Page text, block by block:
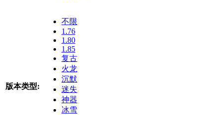
版本类型:
不限
1.76
1.80
1.85
复古
火龙
沉默
迷失
神器
冰雪